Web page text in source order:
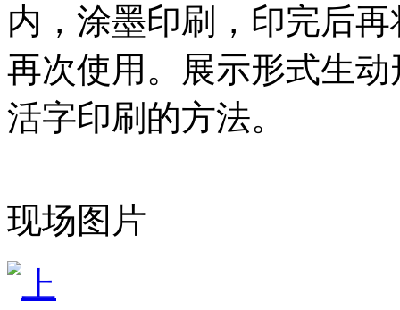
内，涂墨印刷，印完后
再次使用。展示形式生
活字印刷的方法。
现场图片